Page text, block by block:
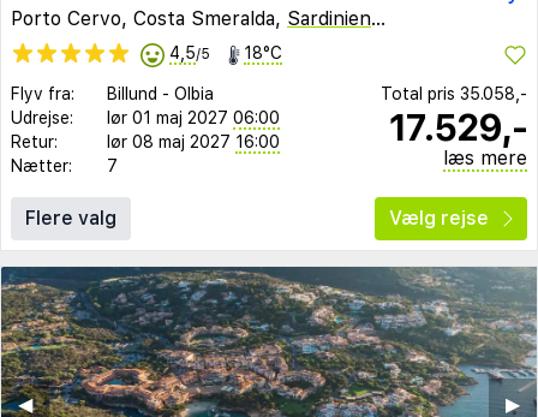
Porto Cervo, Costa Smeralda, Sardinien,Italien
4,5/5 18°C
Flyv fra: Billund - Olbia
Udrejse:
lør 01 maj 2027 06:00
Retur:
lør 08 maj 2027 16:00
Nætter:
7
Total pris 35.058,-
17.529,-
læs mere
Flere valg Vælg rejse
▶︎
◀︎